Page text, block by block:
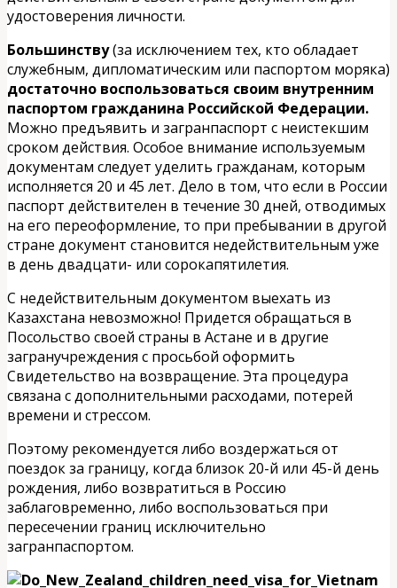
удостоверения личности.
Большинству(за исключением тех, кто обладает
служебным, дипломатическим или паспортом моряка)
достаточно воспользоваться своим внутренним
паспортом гражданина Российской Федерации.
Можно предъявить и загранпаспорт с неистекшим
сроком действия. Особое внимание используемым
документам следует уделить гражданам, которым
исполняется 20 и 45 лет. Дело в том, что если в России
паспорт действителен в течение 30 дней, отводимых
на его переоформление, то при пребывании в другой
стране документ становится недействительным уже
в день двадцати- или сорокапятилетия.
С недействительным документом выехать из
Казахстана невозможно! Придется обращаться в
Посольство своей страны в Астане и в другие
загранучреждения с просьбой оформить
Свидетельство на возвращение. Эта процедура
связана с дополнительными расходами, потерей
времени и стрессом.
Поэтому рекомендуется либо воздержаться от
поездок за границу, когда близок 20-й или 45-й день
рождения, либо возвратиться в Россию
заблаговременно, либо воспользоваться при
пересечении границ исключительно
загранпаспортом.